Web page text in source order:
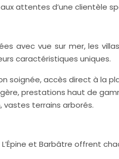
attentes d’une clientèle
avec vue sur mer, les
caractéristiques uniques.
soignée, accès direct à la
prestations haut de
terrains arborés.
et Barbâtre offrent